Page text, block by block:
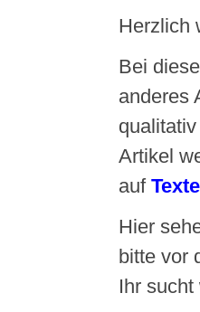
Herzlich
Bei
anderes
Artikel
auf
Hier
bitte vor
Ihr